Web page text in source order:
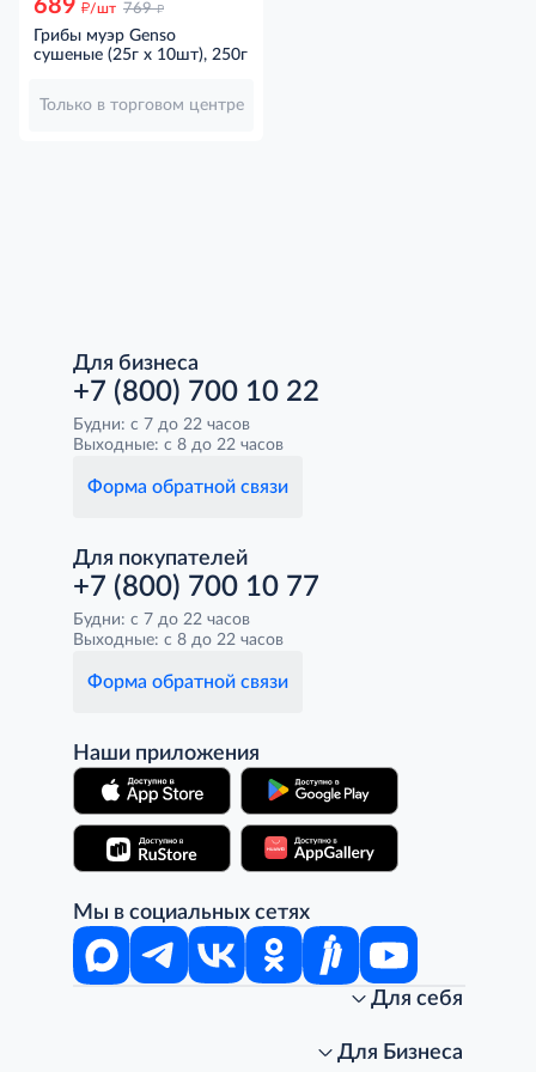
689 д/шт 769 д
Грибы муэр Genso
сушеные (25г x 10шт), 250г
Только в торговом центре
Для бизнеса
+7 (800) 700 10 22
Будни: с 7 до 22 часов
Выходные: с 8 до 22 часов
Форма обратной связи
Для покупателей
+7 (800) 700 10 77
Будни: с 7 до 22 часов
Выходные: с 8 до 22 часов
Форма обратной связи
Наши приложения
Мы в социальных сетях
Для себя
Стань клиентом METRO
Для Бизнеса